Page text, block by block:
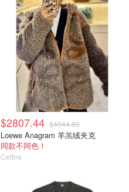
$2807.44 $4044.60
Loewe Anagram 羊羔绒夹克
同款不同色！
Cettire